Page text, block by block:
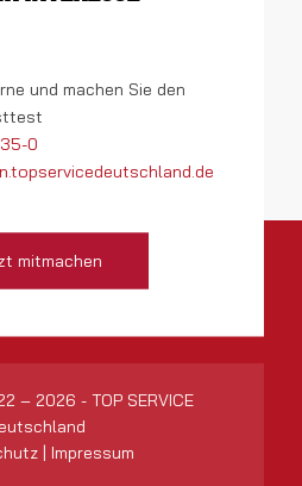
und machen Sie den
0
mitmachen
– 2026 - TOP SERVICE
| Impressum